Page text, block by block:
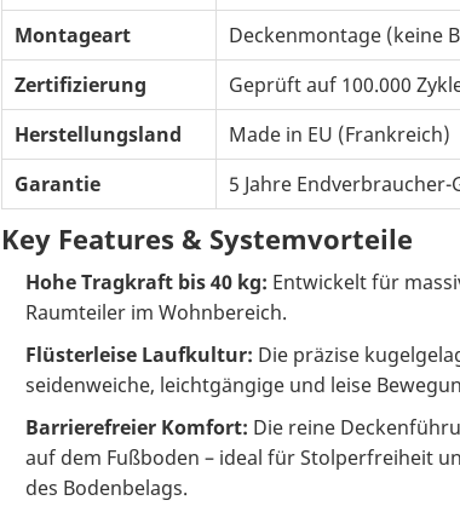
Montageart
Deckenmontage (keine
Zertifizierung
Geprüft auf 100.000
Herstellungsland
Made in EU (Frankreich)
Garantie
5 Jahre Endverbraucher-
Key Features & Systemvorteile
Hohe Tragkraft bis 40 kg: Entwickelt für
Raumteiler im Wohnbereich.
Flüsterleise Laufkultur: Die präzise
seidenweiche, leichtgängige und leise
Barrierefreier Komfort: Die reine
auf dem Fußboden – ideal für Stolperfreiheit
des Bodenbelags.